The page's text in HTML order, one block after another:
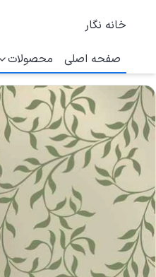
خانه نگار
صفحه اصلی
محصولات